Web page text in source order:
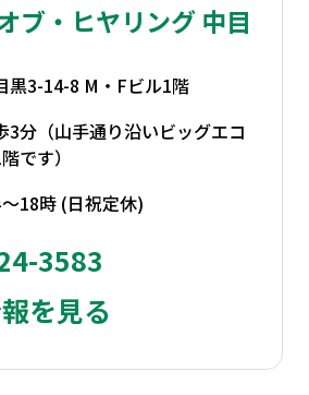
ブ・ヒヤリング 中目
黒3-14-8 M・Fビル1階
3分（山手通り沿いビッグエコ
です）
18時 (日祝定休)
3583
を見る